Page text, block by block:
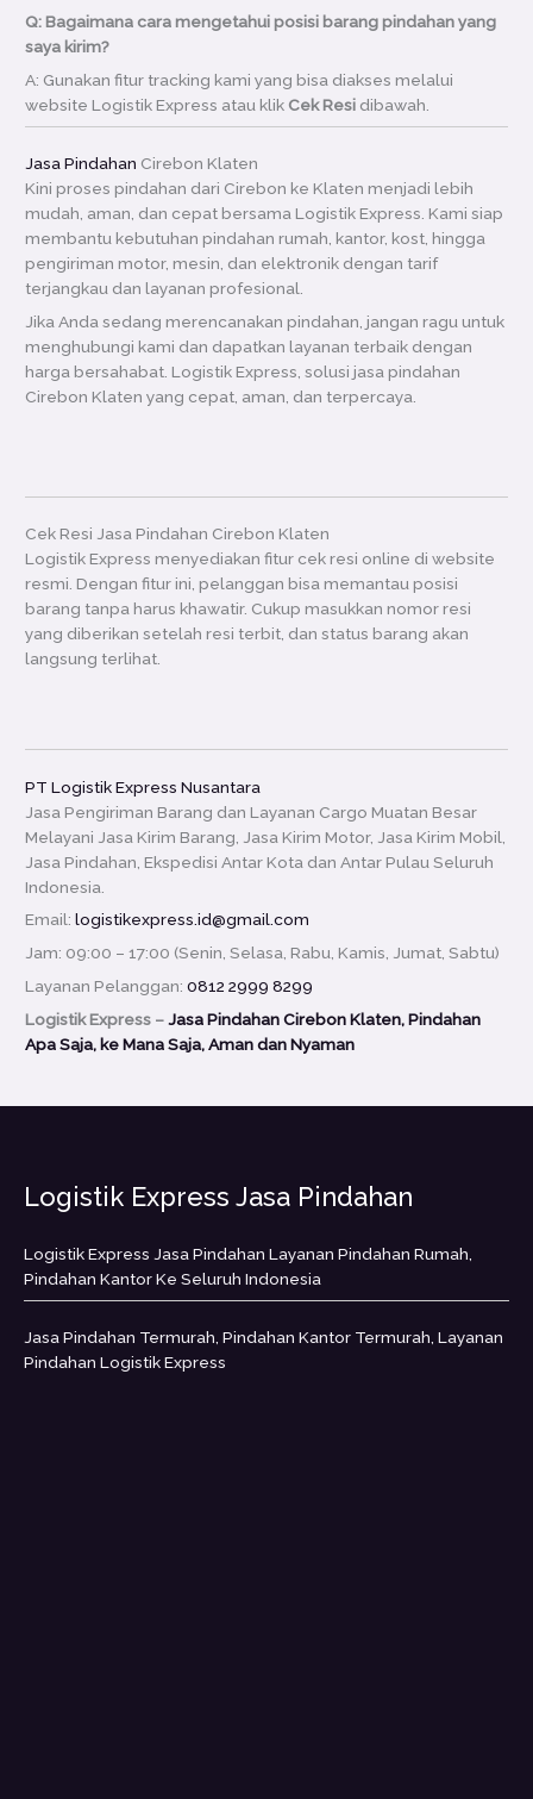
Q: Bagaimana cara mengetahui posisi barang pindahan yang
saya kirim?
A: Gunakan fitur tracking kami yang bisa diakses melalui
website Logistik Express atau klik Cek Resi dibawah.
Jasa Pindahan Cirebon Klaten
Kini proses pindahan dari Cirebon ke Klaten menjadi lebih
mudah, aman, dan cepat bersama Logistik Express. Kami siap
membantu kebutuhan pindahan rumah, kantor, kost, hingga
pengiriman motor, mesin, dan elektronik dengan tarif
terjangkau dan layanan profesional.
Jika Anda sedang merencanakan pindahan, jangan ragu untuk
menghubungi kami dan dapatkan layanan terbaik dengan
harga bersahabat. Logistik Express, solusi jasa pindahan
Cirebon Klaten yang cepat, aman, dan terpercaya.
Cek Resi Jasa Pindahan Cirebon Klaten
Logistik Express menyediakan fitur cek resi online di website
resmi. Dengan fitur ini, pelanggan bisa memantau posisi
barang tanpa harus khawatir. Cukup masukkan nomor resi
yang diberikan setelah resi terbit, dan status barang akan
langsung terlihat.
PT Logistik Express Nusantara
Jasa Pengiriman Barang dan Layanan Cargo Muatan Besar
Melayani Jasa Kirim Barang, Jasa Kirim Motor, Jasa Kirim Mobil,
Jasa Pindahan, Ekspedisi Antar Kota dan Antar Pulau Seluruh
Indonesia.
Email:logistikexpress.id@gmail.com
Jam: 09:00 – 17:00 (Senin, Selasa, Rabu, Kamis, Jumat, Sabtu)
Layanan Pelanggan:0812 2999 8299
Logistik Express –Jasa Pindahan Cirebon Klaten, Pindahan
Apa Saja, ke Mana Saja, Aman dan Nyaman
Logistik Express Jasa Pindahan
Logistik Express Jasa Pindahan Layanan Pindahan Rumah,
Pindahan Kantor Ke Seluruh Indonesia
Jasa Pindahan Termurah, Pindahan Kantor Termurah, Layanan
Pindahan Logistik Express